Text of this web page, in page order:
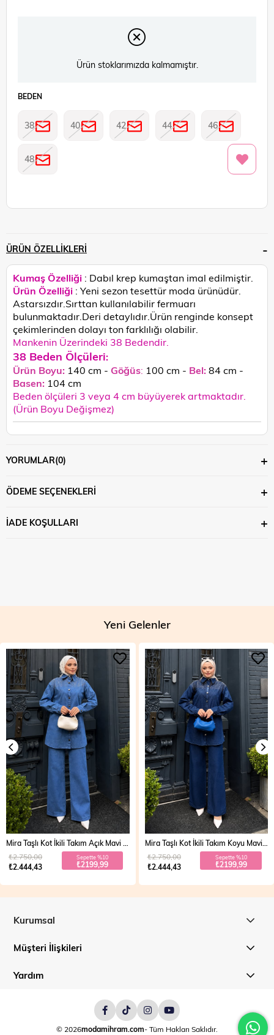
Ürün stoklarımızda kalmamıştır.
BEDEN
38 40 42 44 46
48
ÜRÜN ÖZELLIKLERI
Kumaş Özelliği : Dabıl krep kumaştan imal edilmiştir.
Ürün Özelliği : Yeni sezon tesettür moda ürünüdür.
Astarsızdır.Sırttan kullanılabilir fermuarı
bulunmaktadır.Deri detaylıdır. Ürün renginde konsept
çekimlerinden dolayı ton farklılığı olabilir.
Mankenin Üzerindeki 38 Bedendir.
38 Beden Ölçüleri:
Ürün Boyu: 140 cm - Göğüs: 100 cm - Bel:84 cm -
Basen: 104 cm
Beden ölçüleri 3 veya 4 cm büyüyerek artmaktadır.
(Ürün Boyu Değişmez)
YORUMLAR(0)
ÖDEME SEÇENEKLERI
İADE KOŞULLARI
Yeni Gelenler
₺2.444,43
₺2.750,00 Sepette %10
₺2199,99
Mira Taşlı Kot İkili Takım Koyu Mavi 19286
₺2.444,43
₺2.750,00 Sepette %10
₺2199,99
Kurumsal
Müşteri İlişkileri
Yardım
© 2026modamihram.com- Tüm Hakları Saklıdır.